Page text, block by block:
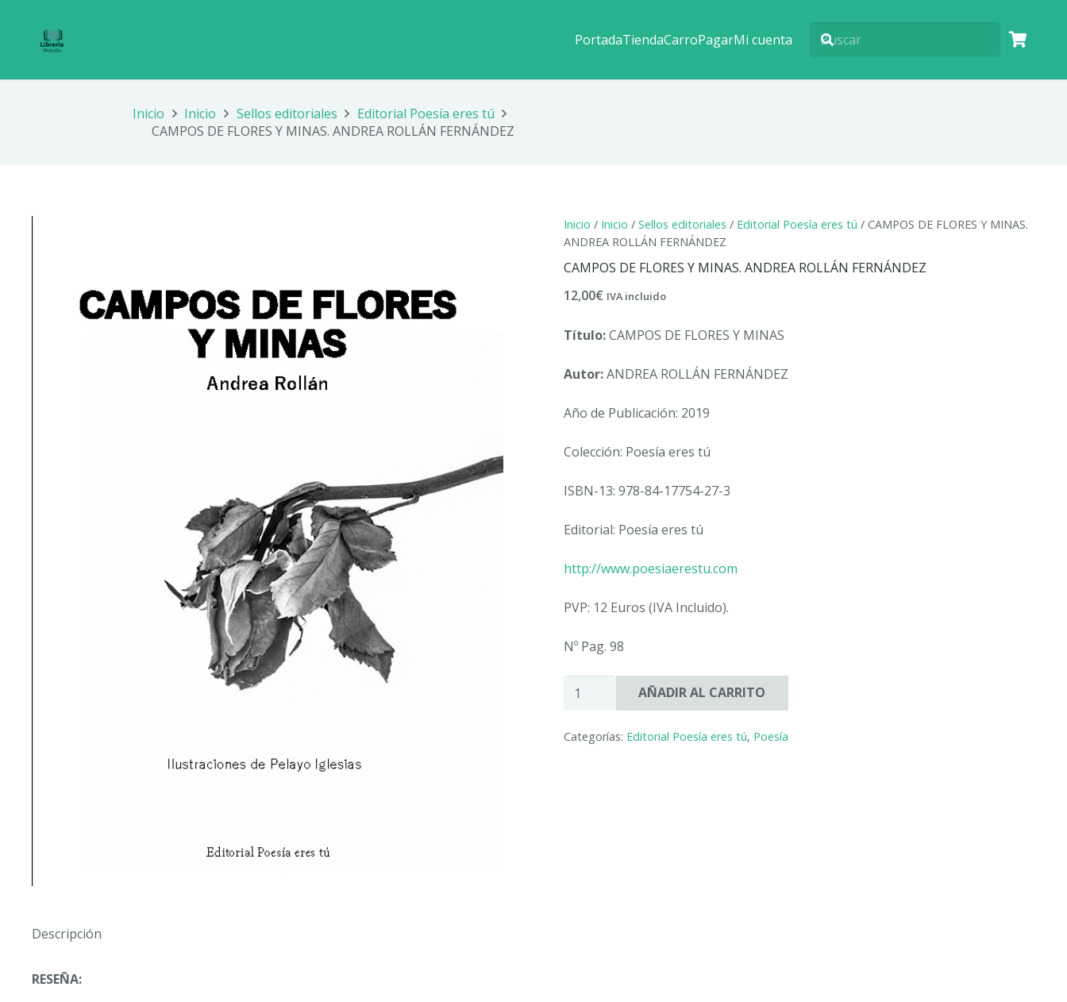
PortadaTiendaCarroPagarMi cuenta
Inicio Inicio Sellos editoriales
Editorial Poesía eres tú
CAMPOS DE FLORES Y MINAS. ANDREA ROLLÁN FERNÁNDEZ
Inicio / Inicio / Sellos editoriales / Editorial Poesía eres tú / CAMPOS DE FLORES Y MINAS.
ANDREA ROLLÁN FERNÁNDEZ
CAMPOS DE FLORES Y MINAS. ANDREA ROLLÁN FERNÁNDEZ
12,00€ IVA incluido
Título:CAMPOS DE FLORES Y MINAS
Autor:ANDREA ROLLÁN FERNÁNDEZ
Año de Publicación: 2019
Colección: Poesía eres tú
ISBN-13: 978-84-17754-27-3
Editorial: Poesía eres tú
http://www.poesiaerestu.com
PVP: 12 Euros (IVA Incluido).
Nº Pag. 98
CAMPOS
DE
Y
AÑADIR AL CARRITO
Categorías: Editorial Poesía eres tú, Poesía
Descripción
RESEÑA: